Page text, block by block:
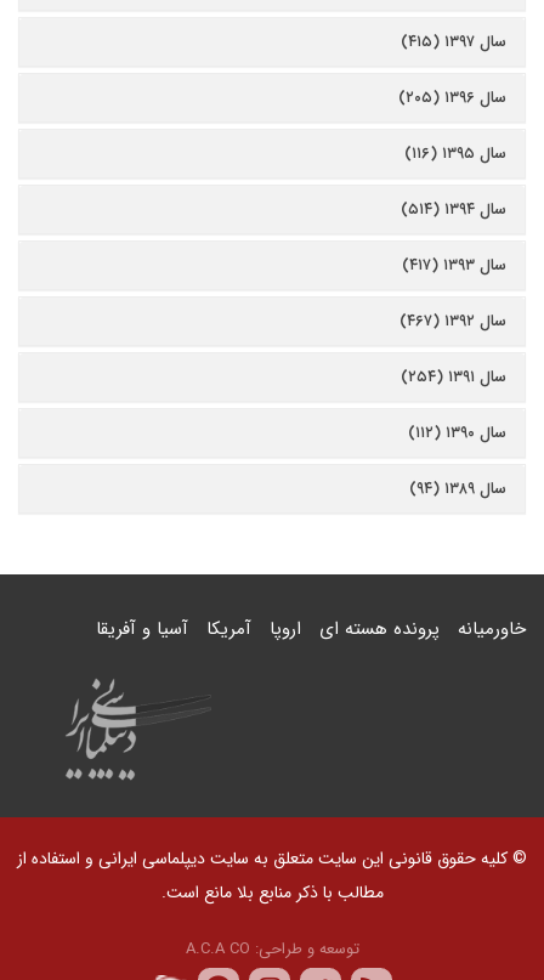
سال ۱۳۹۷ (۴۱۵)
سال ۱۳۹۶ (۲۰۵)
سال ۱۳۹۵ (۱۱۶)
سال ۱۳۹۴ (۵۱۴)
سال ۱۳۹۳ (۴۱۷)
سال ۱۳۹۲ (۴۶۷)
سال ۱۳۹۱ (۲۵۴)
سال ۱۳۹۰ (۱۱۲)
سال ۱۳۸۹ (۹۴)
خاورمیانه پرونده هسته ای اروپا آمریکا آسیا و آفریقا
© کلیه حقوق قانونی این سایت متعلق به سایت دیپلماسی ایرانی و استفاده از
مطالب با ذکر منابع بلا مانع است.
توسعه و طراحی: A.C.A CO